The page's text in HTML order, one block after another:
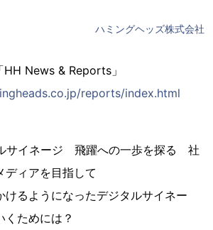
ハミングヘッズ株式会社
News & Reports」
reports/index.html
サイネージ 飛躍への一歩を探る 社
ディアを目指して
けるようになったデジタルサイネー
くためには？